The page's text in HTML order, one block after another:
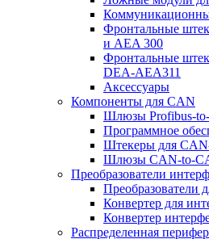
Фронтальные
и AEA 300
Фронтальные
DEA-AEA311
Аксессуары
Компоненты для CAN
Шлюзы Profibus-
Программное
Штекеры для
Шлюзы CAN-to-
Преобразователи
Преобразователи
Конвертер для
Конвертер
Распределенная